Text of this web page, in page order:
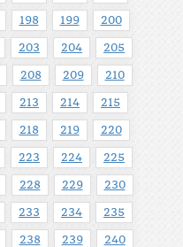
198 199 200
203 204 205
208 209 210
213 214 215
218 219 220
223 224 225
228 229 230
233 234 235
238 239 240